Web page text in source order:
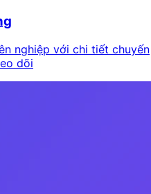
nghiệp với chi tiết chuyến
dõi